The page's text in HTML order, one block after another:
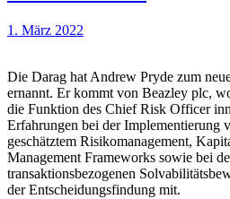
1. März 2022
Die Darag hat Andrew Pryde zum
ernannt. Er kommt von Beazley plc,
die Funktion des Chief Risk Officer
Erfahrungen bei der Implementierung
geschätztem Risikomanagement,
Management Frameworks sowie bei
transaktionsbezogenen
der Entscheidungsfindung mit.